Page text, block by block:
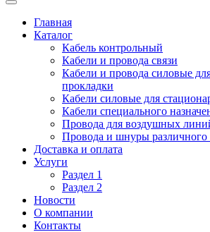
Главная
Каталог
Кабель контрольный
Кабели и провода связи
Кабели и провода силовые
прокладки
Кабели силовые для
Кабели специального
Провода для воздушных
Провода и шнуры различного
Доставка и оплата
Услуги
Раздел 1
Раздел 2
Новости
О компании
Контакты